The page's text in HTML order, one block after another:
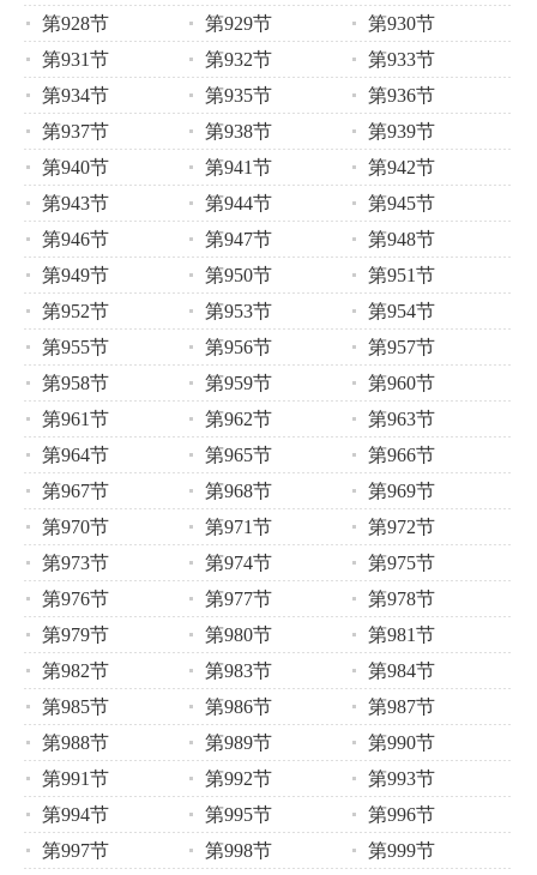
第928节
第929节
第930节
第931节
第932节
第933节
第934节
第935节
第936节
第937节
第938节
第939节
第940节
第941节
第942节
第943节
第944节
第945节
第946节
第947节
第948节
第949节
第950节
第951节
第952节
第953节
第954节
第955节
第956节
第957节
第958节
第959节
第960节
第961节
第962节
第963节
第964节
第965节
第966节
第967节
第968节
第969节
第970节
第971节
第972节
第973节
第974节
第975节
第976节
第977节
第978节
第979节
第980节
第981节
第982节
第983节
第984节
第985节
第986节
第987节
第988节
第989节
第990节
第991节
第992节
第993节
第994节
第995节
第996节
第997节
第998节
第999节